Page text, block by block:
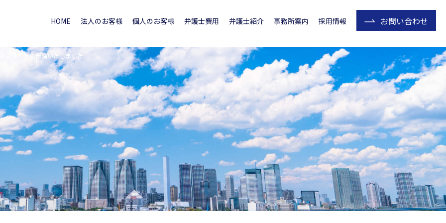
HOME 法人のお客様 個人のお客様 弁護士費用 弁護士紹介 事務所案内 採用情報 お問い合わせ
ンタビュー出演いたしました